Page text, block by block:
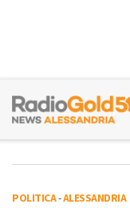
POLITICA-ALESSANDRIA